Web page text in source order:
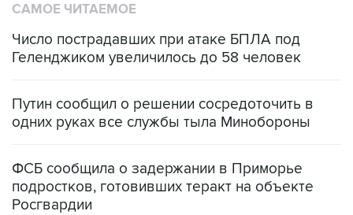
САМОЕ ЧИТАЕМОЕ
Число пострадавших при атаке БПЛА под
Геленджиком увеличилось до 58 человек
Путин сообщил о решении сосредоточить в
одних руках все службы тыла Минобороны
ФСБ сообщила о задержании в Приморье
подростков, готовивших теракт на объекте
Росгвардии